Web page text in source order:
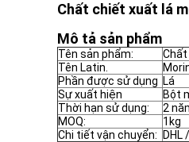
Chất chiết xuất lá
Mô tả sản phẩm
Tên sản phẩm:
Tên Latin.
Phần được sử dụng Lá
Sự xuất hiện
Bột
Thời hạn sử dụng:
2
MOQ:
1kg
Chi tiết vận chuyển:
DHL